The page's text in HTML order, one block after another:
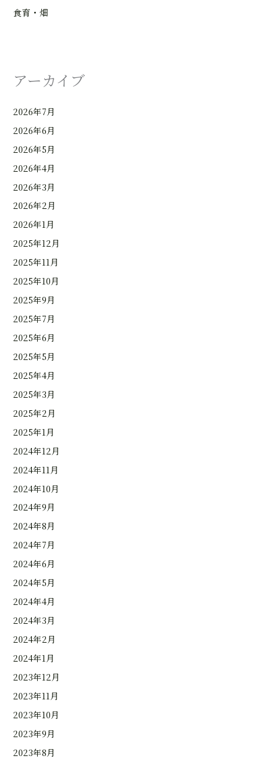
食育・畑
アーカイブ
2026年7月
2026年6月
2026年5月
2026年4月
2026年3月
2026年2月
2026年1月
2025年12月
2025年11月
2025年10月
2025年9月
2025年7月
2025年6月
2025年5月
2025年4月
2025年3月
2025年2月
2025年1月
2024年12月
2024年11月
2024年10月
2024年9月
2024年8月
2024年7月
2024年6月
2024年5月
2024年4月
2024年3月
2024年2月
2024年1月
2023年12月
2023年11月
2023年10月
2023年9月
2023年8月